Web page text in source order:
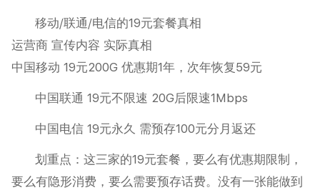
移动/联通/电信的19元套餐真相
运营商 宣传内容 实际真相
中国移动 19元200G 优惠期1年，次年恢复59元
中国联通 19元不限速 20G后限速1Mbps
中国电信 19元永久 需预存100元分月返还
划重点：这三家的19元套餐，要么有优惠期限制，
要么有隐形消费，要么需要预存话费。没有一张能做到